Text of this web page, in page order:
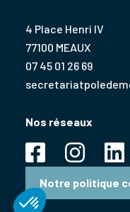
4 Place Henri IV
77100 MEAUX
07 45 01 26 69
Nos réseaux
Notre politique